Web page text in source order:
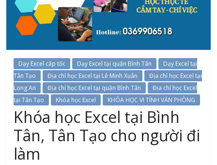
Dạy Excel cấp tốc Dạy Excel tại quận Bình Tân
Dạy Excel tại
Tân Tạo
Địa chỉ học Excel tại Lê Minh Xuân
Địa chỉ học Excel tại
Long An
Địa chỉ học Excel tại quận Bình Tân
Địa chỉ học Excel
tại Tân Tạo
Khóa học Excel KHÓA HỌC VI TÍNH VĂN PHÒNG
Khóa học Excel tại Bình
Tân, Tân Tạo cho người đi
làm